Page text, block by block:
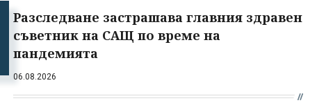
Разследване застрашава главния здравен
съветник на САЩ по време на
пандемията
06.08.2026